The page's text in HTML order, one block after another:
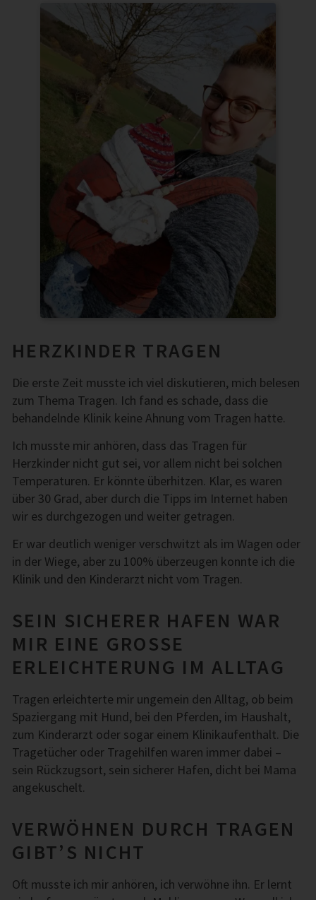
HERZKINDER TRAGEN
Die erste Zeit musste ich viel diskutieren, mich belesen
zum Thema Tragen. Ich fand es schade, dass die
behandelnde Klinik keine Ahnung vom Tragen hatte.
Ich musste mir anhören, dass das Tragen für
Herzkinder nicht gut sei, vor allem nicht bei solchen
Temperaturen. Er könnte überhitzen. Klar, es waren
über 30 Grad, aber durch die Tipps im Internet haben
wir es durchgezogen und weiter getragen.
Er war deutlich weniger verschwitzt als im Wagen oder
in der Wiege, aber zu 100% überzeugen konnte ich die
Klinik und den Kinderarzt nicht vom Tragen.
SEIN SICHERER HAFEN WAR
MIR EINE GROSSE E
RLEICHTERUNG IM ALLTAG
Tragen erleichterte mir ungemein den Alltag, ob beim
Spaziergang mit Hund, bei den Pferden, im Haushalt,
zum Kinderarzt oder sogar einem Klinikaufenthalt. Die
Tragetücher oder Tragehilfen waren immer dabei –
sein Rückzugsort, sein sicherer Hafen, dicht bei Mama
angekuschelt.
VERWÖHNEN DURCH TRAGEN
GIBT’S NICHT
Oft musste ich mir anhören, ich verwöhne ihn. Er lernt